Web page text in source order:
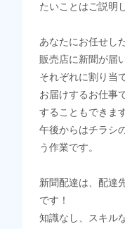
たいことはご説明
あなたにお任せし
販売店に新聞が届
それぞれに割り当
お届けするお仕事
することもできます
午後からはチラシ
う作業です。
新聞配達は、配達
です！
知識なし、スキル